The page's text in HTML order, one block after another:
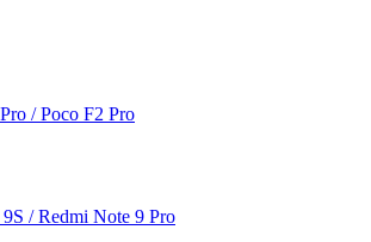
/ Poco F2 Pro
/ Redmi Note 9 Pro